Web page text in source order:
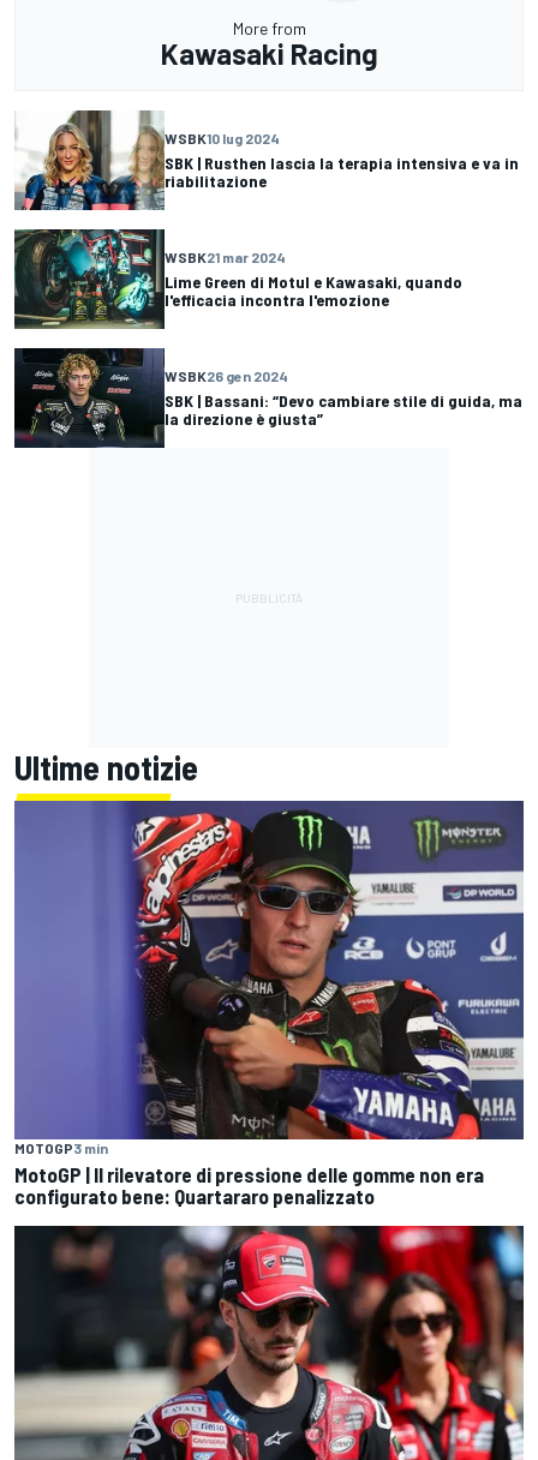
More from
Kawasaki Racing
WSBK10 lug 2024
SBK | Rusthen lascia la terapia intensiva e va in
riabilitazione
WSBK21 mar 2024
Lime Green di Motul e Kawasaki, quando
l'efficacia incontra l'emozione
WSBK26 gen 2024
SBK | Bassani: “Devo cambiare stile di guida, ma
la direzione è giusta”
Ultime notizie
MOTOGP3 min
MotoGP | Il rilevatore di pressione delle gomme non era
configurato bene: Quartararo penalizzato